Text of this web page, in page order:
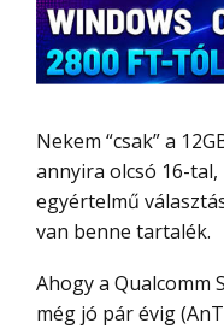
Nekem “csak” a 12GB RAM változat van, de most
annyira olcsó 16-
egyértelmű
van benne tartalék.
Ahogy a Qualcomm Snapdragon 8 Gen 3 is elég
még jó pár évig